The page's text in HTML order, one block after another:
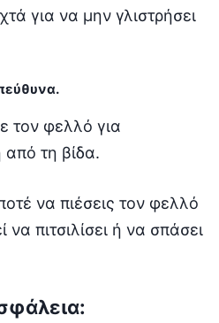
για να μην γλιστρήσει
τον φελλό για
τη βίδα.
να πιέσεις τον φελλό
πιτσιλίσει ή να σπάσει